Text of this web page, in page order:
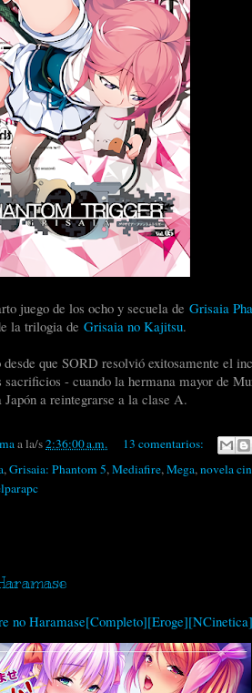
juego de los ocho y secuela de Grisaia
la trilogia de Grisaia no Kajitsu.
desde que SORD resolvió exitosamente el
sacrificios - cuando la hermana mayor de
Japón a reintegrarse a la clase A.
a la/s2:36:00 a.m.
13 comentarios:
,Grisaia: Phantom 5,Mediafire,Mega,novela
no Haramase[Completo][Eroge][NCinetica]